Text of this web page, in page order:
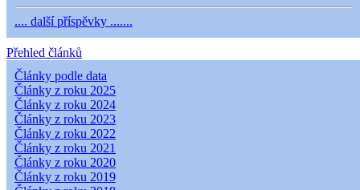
.... další příspěvky .......
Přehled článků
Články podle data
Články z roku 2025
Články z roku 2024
Články z roku 2023
Články z roku 2022
Články z roku 2021
Články z roku 2020
Články z roku 2019